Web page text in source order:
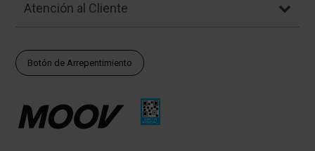
Atención al Cliente
Botón de Arrepentimiento